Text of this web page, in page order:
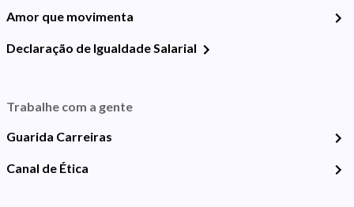
Amor que movimenta
Declaração de Igualdade Salarial
Trabalhe com a gente
Guarida Carreiras
Canal de Ética